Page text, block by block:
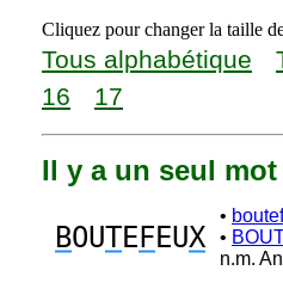
Cliquez pour changer la taille
Tous alphabétique
16
17
Il y a un seul
BOUTE FEUX
•
•
n.m.